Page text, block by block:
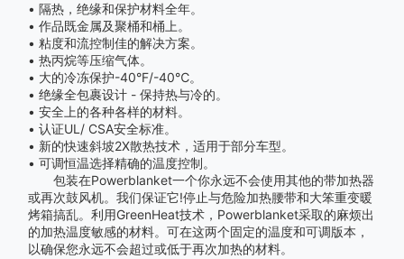
• 隔热，绝缘和保护材料全年。
• 作品既金属及聚桶和桶上。
• 粘度和流控制佳的解决方案。
• 热丙烷等压缩气体。
• 大的冷冻保护-40°F/-40℃。
• 绝缘全包裹设计 - 保持热与冷的。
• 安全上的各种各样的材料。
• 认证UL/ CSA安全标准。
• 新的快速斜坡2X散热技术，适用于部分车型。
• 可调恒温选择精确的温度控制。
包装在Powerblanket一个你永远不会使用其他的带加热器
或再次鼓风机。我们保证它!停止与危险加热腰带和大笨重变暖
烤箱搞乱。利用GreenHeat技术，Powerblanket采取的麻烦出
的加热温度敏感的材料。可在这两个固定的温度和可调版本，
以确保您永远不会超过或低于再次加热的材料。